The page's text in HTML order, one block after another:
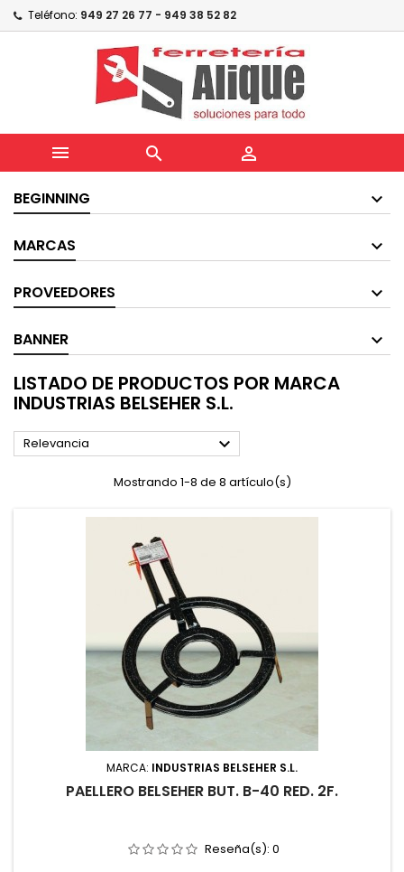
Teléfono: 949 27 26 77 - 949 38 52 82
  
BEGINNING
MARCAS
PROVEEDORES
BANNER
LISTADO DE PRODUCTOS POR MARCA
INDUSTRIAS BELSEHER S.L.
Relevancia 
Mostrando 1-8 de 8 artículo(s)
MARCA: INDUSTRIAS BELSEHER S.L.
PAELLERO BELSEHER BUT. B-40 RED. 2F.
Reseña(s): 0